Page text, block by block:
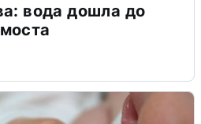
вода дошла до